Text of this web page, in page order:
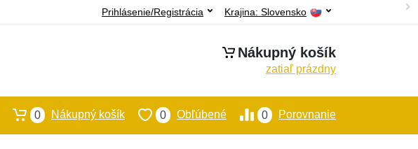
Krajina: Slovensko
Prihlásenie/Registrácia
Nákupný košík
zatiaľ prázdny
0 Porovnanie
0 Obľúbené
0 Nákupný košík